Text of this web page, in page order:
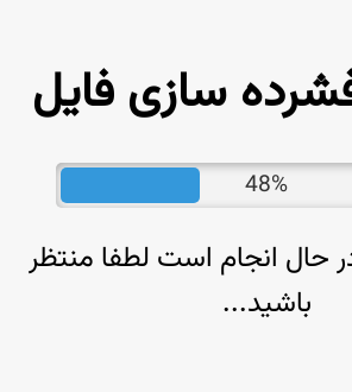
سازی فایل
48%
حال انجام است لطفا منتظر
باشید...